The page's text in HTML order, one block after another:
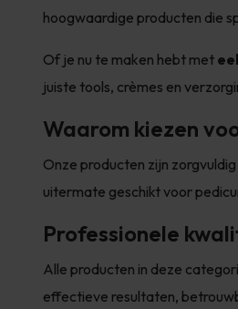
hoogwaardige producten die
Of je nu te maken hebt met
juiste tools, crèmes en
Waarom kiezen
Onze producten zijn
uitermate geschikt voor
Professionele
Alle producten in deze
effectieve resultaten,